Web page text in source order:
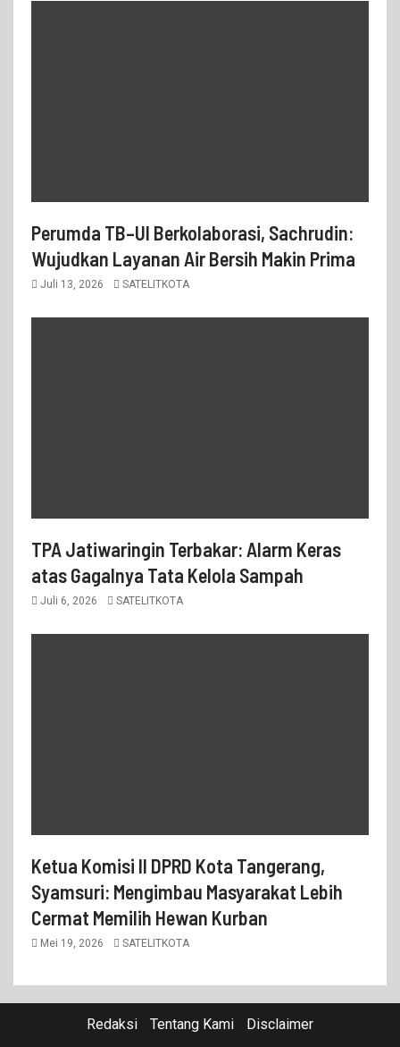
Perumda TB–UI Berkolaborasi, Sachrudin:
Wujudkan Layanan Air Bersih Makin Prima
Juli 13, 2026 SATELITKOTA
TPA Jatiwaringin Terbakar: Alarm Keras
atas Gagalnya Tata Kelola Sampah
Juli 6, 2026 SATELITKOTA
Ketua Komisi II DPRD Kota Tangerang,
Syamsuri: Mengimbau Masyarakat Lebih
Cermat Memilih Hewan Kurban
Mei 19, 2026 SATELITKOTA
Redaksi Tentang Kami Disclaimer